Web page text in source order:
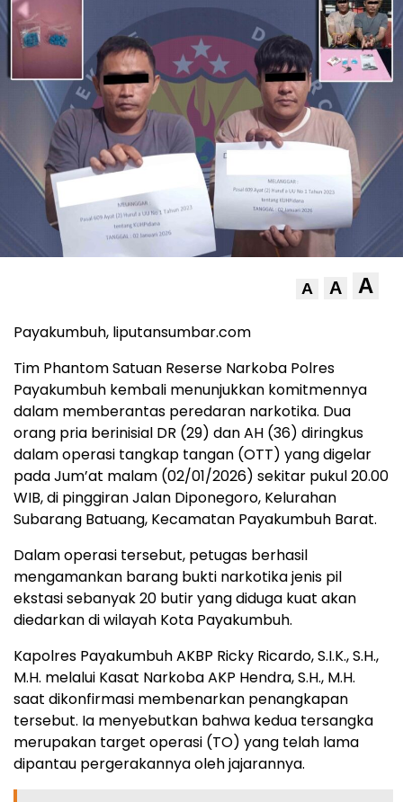
A A A
Payakumbuh, liputansumbar.com
Tim Phantom Satuan Reserse Narkoba Polres
Payakumbuh kembali menunjukkan komitmennya
dalam memberantas peredaran narkotika. Dua
orang pria berinisial DR (29) dan AH (36) diringkus
dalam operasi tangkap tangan (OTT) yang digelar
pada Jum’at malam (02/01/2026) sekitar pukul 20.00
WIB, di pinggiran Jalan Diponegoro, Kelurahan
Subarang Batuang, Kecamatan Payakumbuh Barat.
Dalam operasi tersebut, petugas berhasil
mengamankan barang bukti narkotika jenis pil
ekstasi sebanyak 20 butir yang diduga kuat akan
diedarkan di wilayah Kota Payakumbuh.
Kapolres Payakumbuh AKBP Ricky Ricardo, S.I.K., S.H.,
M.H. melalui Kasat Narkoba AKP Hendra, S.H., M.H.
saat dikonfirmasi membenarkan penangkapan
tersebut. Ia menyebutkan bahwa kedua tersangka
merupakan target operasi (TO) yang telah lama
dipantau pergerakannya oleh jajarannya.